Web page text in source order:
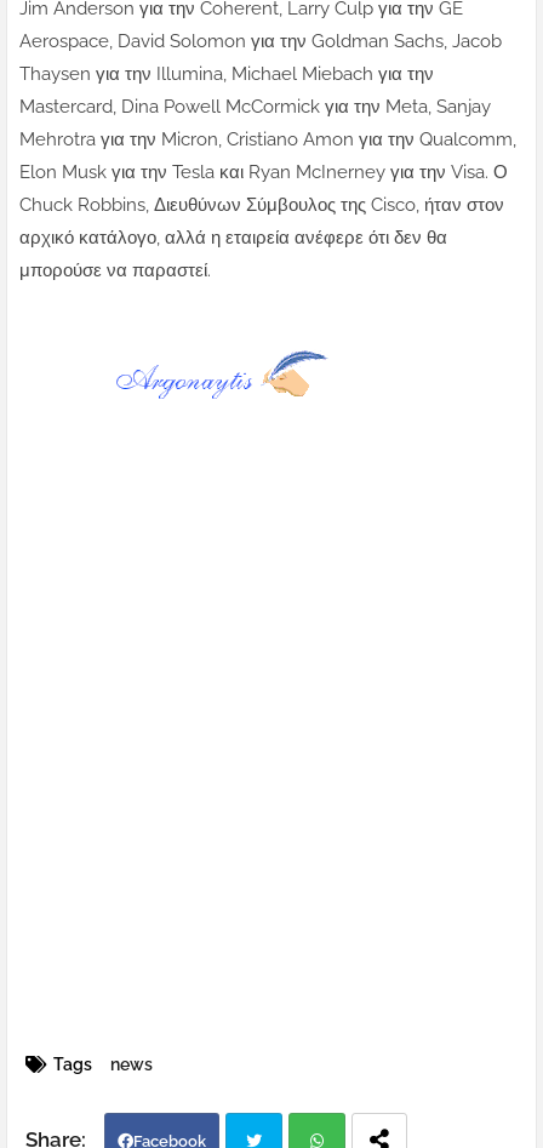
Jim Anderson για την Coherent, Larry Culp για την GE
Aerospace, David Solomon για την Goldman Sachs, Jacob
Thaysen για την Illumina, Michael Miebach για την
Mastercard, Dina Powell McCormick για την Meta, Sanjay
Mehrotra για την Micron, Cristiano Amon για την Qualcomm,
Elon Musk για την Tesla και Ryan McInerney για την Visa. Ο
Chuck Robbins, Διευθύνων Σύμβουλος της Cisco, ήταν στον
αρχικό κατάλογο, αλλά η εταιρεία ανέφερε ότι δεν θα
μπορούσε να παραστεί.
Tags news
Facebook